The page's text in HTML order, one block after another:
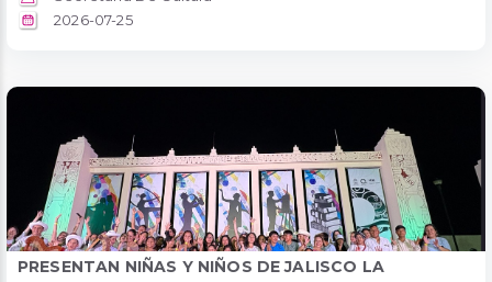
2026-07-25
PRESENTAN NIÑAS Y NIÑOS DE JALISCO LA